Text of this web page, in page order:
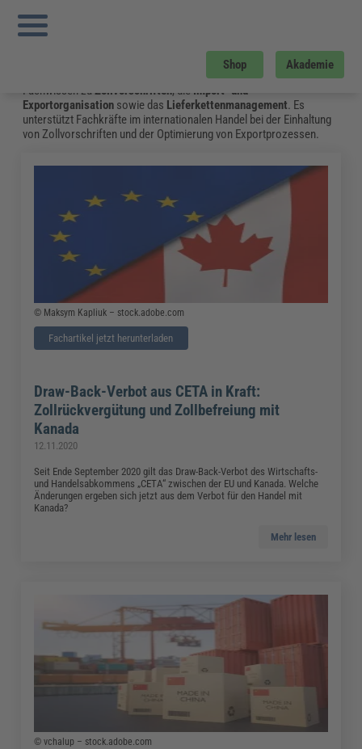
Shop Akademie
Sie sind hier:
Zoll und Export
Zoll- und Exportkontrolle
? Die FORUM VERLAG HERKERT GMBH bietet aktuelles
Fachwissen zuZollvorschriften, die Import- und
Exportorganisation sowie das Lieferkettenmanagement. Es
unterstützt Fachkräfte im internationalen Handel bei der Einhaltung
von Zollvorschriften und der Optimierung von Exportprozessen.
© Maksym Kapliuk – stock.adobe.com
Fachartikel jetzt herunterladen
Draw-Back-Verbot aus CETA in Kraft:
Zollrückvergütung und Zollbefreiung mit
Kanada
12.11.2020
Seit Ende September 2020 gilt das Draw-Back-Verbot des Wirtschafts-
und Handelsabkommens „CETA“ zwischen der EU und Kanada. Welche
Änderungen ergeben sich jetzt aus dem Verbot für den Handel mit
Kanada?
Mehr lesen
© vchalup – stock.adobe.com